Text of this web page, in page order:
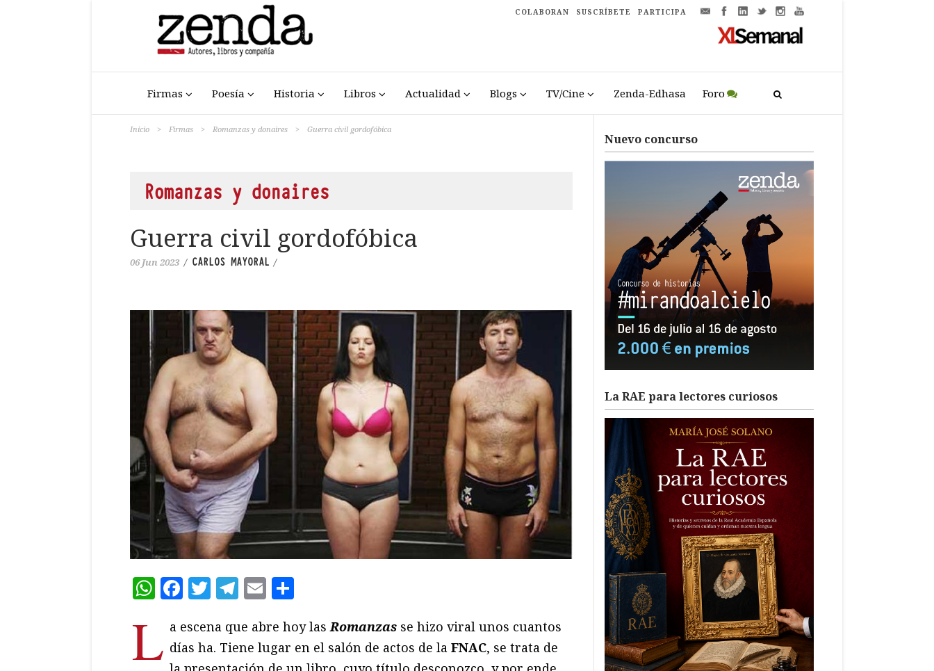
COLABORAN SUSCRÍBETE PARTICIPA
Firmas Poesía Historia Libros Actualidad Blogs TV/Cine Zenda-Edhasa Foro
Inicio > Firmas > Romanzas y donaires > Guerra civil gordofóbica
Romanzas y donaires
Guerra civil gordofóbica
06 Jun 2023 / CARLOS MAYORAL /
WhatsApp
Facebook
Twitter
Telegram
Email
L a escena que abre hoy lasRomanzas se hizo viral unos cuantos
días ha. Tiene lugar en el salón de actos de la FNAC, se trata de
Nuevo concurso
La RAE para lectores curiosos